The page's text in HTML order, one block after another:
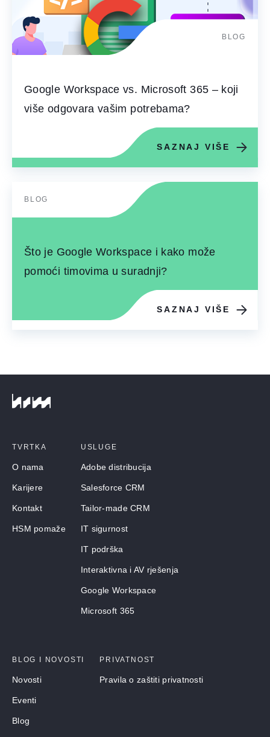
BLOG
Google Workspace vs. Microsoft 365 – koji
više odgovara vašim potrebama?
SAZNAJ VIŠE
BLOG
Što je Google Workspace i kako može
pomoći timovima u suradnji?
SAZNAJ VIŠE
TVRTKA
O nama
Karijere
Kontakt
HSM pomaže
USLUGE
Adobe distribucija
Salesforce CRM
Tailor-made CRM
IT sigurnost
IT podrška
Interaktivna i AV rješenja
Google Workspace
Microsoft 365
BLOG I NOVOSTI
Novosti
Eventi
Blog
PRIVATNOST
Pravila o zaštiti privatnosti